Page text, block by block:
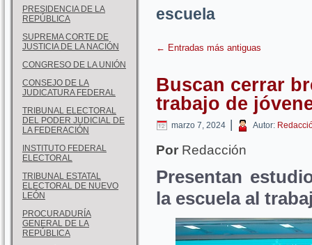
PRESIDENCIA DE LA
REPÚBLICA
SUPREMA CORTE DE
JUSTICIA DE LA NACIÓN
CONGRESO DE LA UNIÓN
CONSEJO DE LA
JUDICATURA FEDERAL
TRIBUNAL ELECTORAL
DEL PODER JUDICIAL DE
LA FEDERACIÓN
INSTITUTO FEDERAL
ELECTORAL
TRIBUNAL ESTATAL
ELECTORAL DE NUEVO
LEÓN
PROCURADURÍA
GENERAL DE LA
REPÚBLICA
escuela
← Entradas más antiguas
Buscan cerrar
trabajo de
marzo 7, 2024 | Autor:
Por Redacción
Presentan
la escuela al